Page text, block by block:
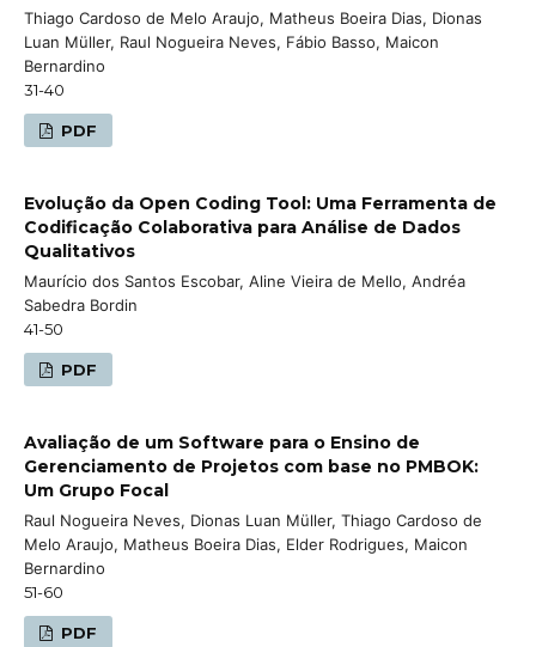
Thiago Cardoso de Melo Araujo, Matheus Boeira Dias, Dionas
Luan Müller, Raul Nogueira Neves, Fábio Basso, Maicon
Bernardino
31-40
PDF
Evolução da Open Coding Tool: Uma Ferramenta de
Codificação Colaborativa para Análise de Dados
Qualitativos
Maurício dos Santos Escobar, Aline Vieira de Mello, Andréa
Sabedra Bordin
41-50
PDF
Avaliação de um Software para o Ensino de
Gerenciamento de Projetos com base no PMBOK:
Um Grupo Focal
Raul Nogueira Neves, Dionas Luan Müller, Thiago Cardoso de
Melo Araujo, Matheus Boeira Dias, Elder Rodrigues, Maicon
Bernardino
51-60
PDF